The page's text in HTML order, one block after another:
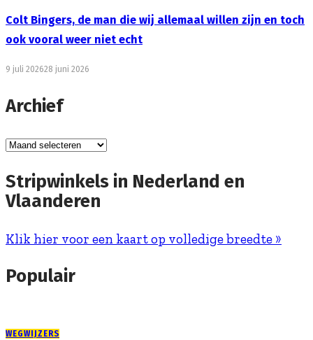
Colt Bingers, de man die wij allemaal willen zijn en toch
ook vooral weer niet echt
9 juli 202628 juni 2026
Archief
Archief
Stripwinkels in Nederland en
Vlaanderen
Klik hier voor een kaart op volledige breedte »
Populair
WEGWIJZERS